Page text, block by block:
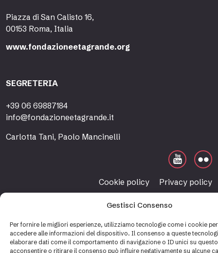
Gestisci Consenso
Per fornire le migliori esperienze, utilizziamo tecnologie come i cookie
accedere alle informazioni del dispositivo. Il consenso a queste
elaborare dati come il comportamento di navigazione o ID unici su
acconsentire o ritirare il consenso può influire negativamente su alcune
Piazza di San Calisto 16,
00153 Roma, Italia
www.fondazioneetagrande.org
SEGRETERIA
+39 06 69887184
info@fondazioneetagrande.it
Carlotta Tani, Paolo Mancinelli
Cookie policy Privacy policy